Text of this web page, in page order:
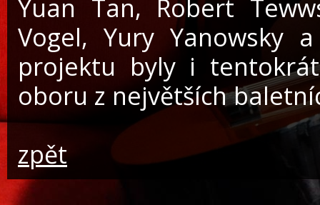
Yuan Tan, Robert
Vogel, Yury Yanowsky
projektu byly i
oboru z největších
zpět